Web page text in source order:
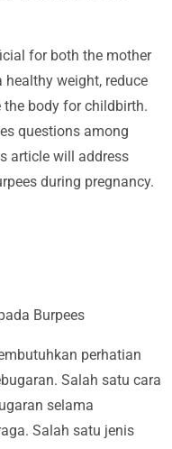
for both the mother
weight, reduce
the body for childbirth.
questions among
article will address
during pregnancy.
Burpees
perhatian
Salah satu cara
selama
Salah satu jenis